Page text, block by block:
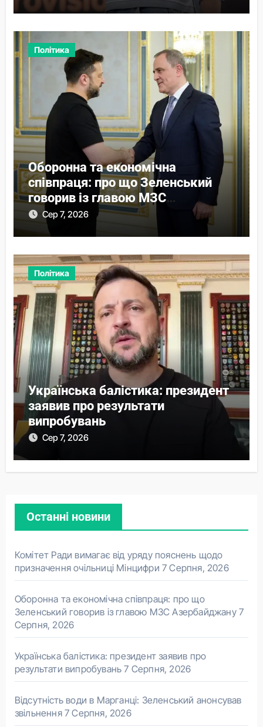
Політика
Оборонна та економічна
співпраця: про що Зеленський
говорив із главою МЗС
Азербайджану
Сер 7, 2026
Політика
Українська балістика: президент
заявив про результати
випробувань
Сер 7, 2026
Останні новини
Комітет Ради вимагає від уряду пояснень щодо
призначення очільниці Мінцифри 7 Серпня, 2026
Оборонна та економічна співпраця: про що
Зеленський говорив із главою МЗС Азербайджану 7
Серпня, 2026
Українська балістика: президент заявив про
результати випробувань 7 Серпня, 2026
Відсутність води в Марганці: Зеленський анонсував
звільнення 7 Серпня, 2026